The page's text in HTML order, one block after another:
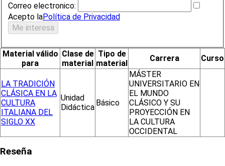
Correo electronico:
Acepto laPolítica de Privacidad
Material válido
para
Clase de
material
Tipo de
material
Carrera Curso
LA TRADICIÓN
CLÁSICA EN LA
CULTURA
ITALIANA DEL
SIGLO XX
Unidad
Didáctica Básico
MÁSTER
UNIVERSITARIO EN
EL MUNDO
CLÁSICO Y SU
PROYECCIÓN EN
LA CULTURA
OCCIDENTAL
Reseña